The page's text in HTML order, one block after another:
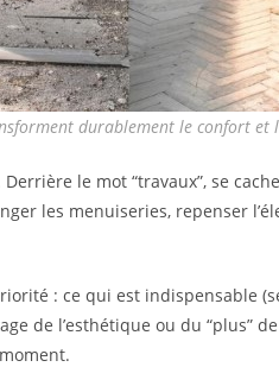
durablement le confort et
Derrière le mot “travaux”, se
les menuiseries, repenser
: ce qui est indispensable
de l’esthétique ou du “plus”